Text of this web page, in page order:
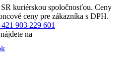
kuriérskou spoločnosťou. Ceny
ceny pre zákazníka s DPH.
903 229 601
na